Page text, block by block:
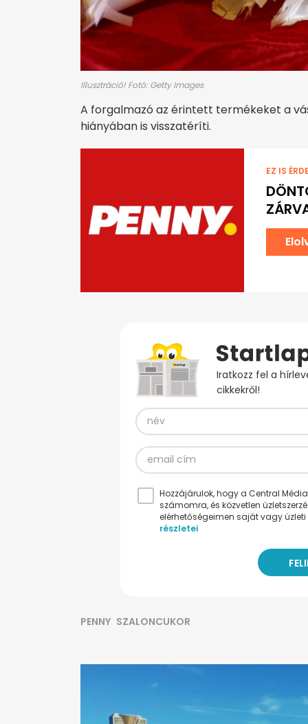
Illusztráció! Fotó: Getty Images
A forgalmazó az érintett termékeket a
hiányában is visszatéríti.
EZ IS
Iratkozz fel a
cikkekről!
Hozzájárulok, hogy a Central
számomra, és közvetlen
elérhetőségeimen saját vagy
részletei
PENNY SZALONCUKOR